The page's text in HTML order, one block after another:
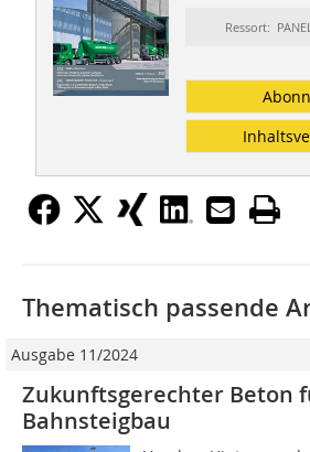
Ressort:
Thematisch passende
Ausgabe 11/2024
Zukunftsgerechter Beton
Bahnsteigbau